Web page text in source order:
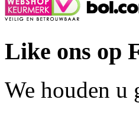
Like ons op
We houden u